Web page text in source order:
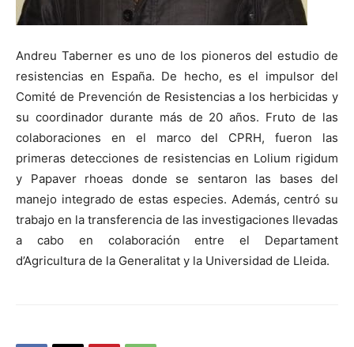
Andreu Taberner es uno de los pioneros del estudio de
resistencias en España. De hecho, es el impulsor del
Comité de Prevención de Resistencias a los herbicidas y
su coordinador durante más de 20 años. Fruto de las
colaboraciones en el marco del CPRH, fueron las
primeras detecciones de resistencias en Lolium rigidum
y Papaver rhoeas donde se sentaron las bases del
manejo integrado de estas especies. Además, centró su
trabajo en la transferencia de las investigaciones llevadas
a cabo en colaboración entre el Departament
d’Agricultura de la Generalitat y la Universidad de Lleida.